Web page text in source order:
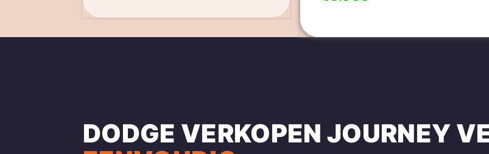
DODGE VERKOPEN JOURNEY